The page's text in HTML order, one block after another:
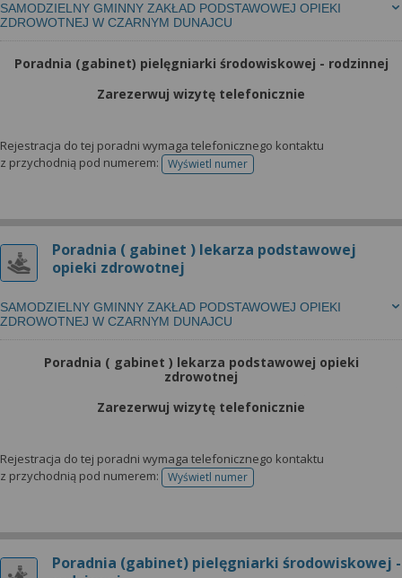
SAMODZIELNY GMINNY ZAKŁAD PODSTAWOWEJ OPIEKI
ZDROWOTNEJ W CZARNYM DUNAJCU
Poradnia (gabinet) pielęgniarki środowiskowej - rodzinnej
Zarezerwuj wizytę telefonicznie
Rejestracja do tej poradni wymaga telefonicznego kontaktu
z przychodnią pod numerem:
Wyświetl numertelefonu do rejestracji
Poradnia ( gabinet ) lekarza podstawowej
opieki zdrowotnej
SAMODZIELNY GMINNY ZAKŁAD PODSTAWOWEJ OPIEKI
ZDROWOTNEJ W CZARNYM DUNAJCU
Poradnia ( gabinet ) lekarza podstawowej opieki
zdrowotnej
Zarezerwuj wizytę telefonicznie
Rejestracja do tej poradni wymaga telefonicznego kontaktu
z przychodnią pod numerem:
Wyświetl numertelefonu do rejestracji
Poradnia (gabinet) pielęgniarki środowiskowej -